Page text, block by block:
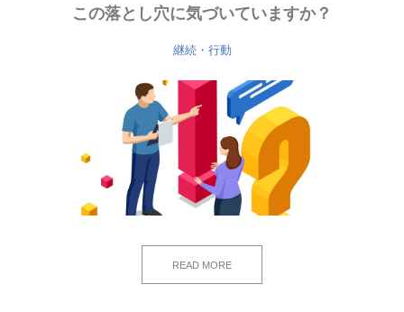
この落とし穴に気づいていますか？
継続・行動
READ MORE